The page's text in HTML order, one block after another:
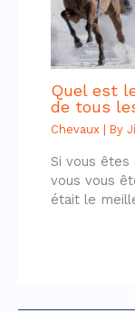
Quel est
de tous
Chevaux | By
Si vous êtes
vous vous
était le